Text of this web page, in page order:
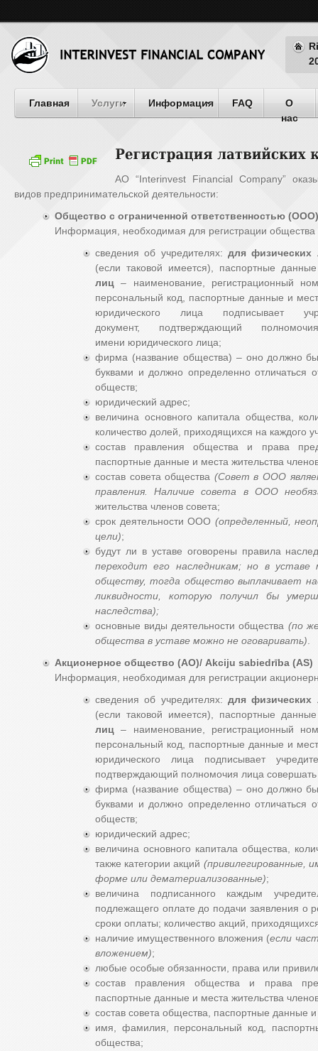
Главная Услуги Информация FAQ
О
нас
АО “Interinvest Financial Company”
видов предпринимательской деятельности:
Общество с ограниченной ответственностью
Информация, необходимая для регистрации
сведения об учредителях: для физических
(если таковой имеется), паспортные
лиц – наименование, регистрационный
персональный код, паспортные данные и
юридического лица подписывает
документ, подтверждающий
имени юридического лица;
фирма (название общества) – оно должно
буквами и должно определенно отличаться
обществ;
юридический адрес;
величина основного капитала общества,
количество долей, приходящихся на каждого
состав правления общества и права
паспортные данные и места жительства
состав совета общества (Совет в ООО
правления. Наличие совета в ООО
жительства членов совета;
срок деятельности ООО (определенный,
цели);
будут ли в уставе оговорены правила
переходит его наследникам; но в
обществу, тогда общество выплачивает
ликвидности, которую получил бы
наследства);
основные виды деятельности общества (по
общества в уставе можно не оговаривать)
Акционерное общество (АО)/ Akciju sabiedrība (AS)
Информация, необходимая для регистрации
сведения об учредителях: для физических
(если таковой имеется), паспортные
лиц – наименование, регистрационный
персональный код, паспортные данные и
юридического лица подписывает
подтверждающий полномочия лица
фирма (название общества) – оно должно
буквами и должно определенно отличаться
обществ;
юридический адрес;
величина основного капитала общества,
также категории акций (привилегированные,
форме или дематериализованные);
величина подписанного каждым
подлежащего оплате до подачи заявления о
сроки оплаты; количество акций,
наличие имущественного вложения (если
вложением);
любые особые обязанности, права или
состав правления общества и права
паспортные данные и места жительства
состав совета общества, паспортные данные
имя, фамилия, персональный код,
общества;